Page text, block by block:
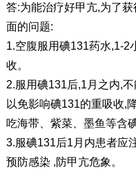
答:为能治疗好甲亢,为了
面的问题:
1.空腹服用碘131药水,1-2
收。
2.服用碘131后,1月之内,
以免影响碘131的重吸收,
吃海带、紫菜、墨鱼等含
3.服碘131后1月内患者应
预防感染 ,防甲亢危象。